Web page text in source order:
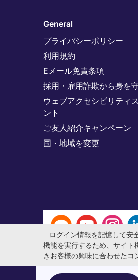
General
プライバシーポリシー
利用規約
Eメール免責条項
採用・雇用詐欺から身を
ウェブアクセシビリティ
ント
ご友人紹介キャンペーン
国・地域を変更
ログイン情報を記憶して安
機能を実行するため、サイト
きお客様の興味に合わせた